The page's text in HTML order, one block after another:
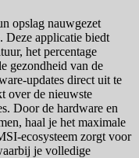
opslag nauwgezet
Deze applicatie biedt
het percentage
gezondheid van de
updates direct uit te
over de nieuwste
Door de hardware en
haal je het maximale
ecosysteem zorgt voor
je volledige